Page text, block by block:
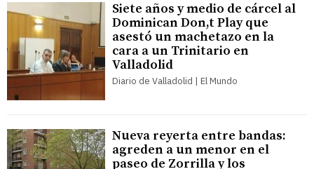
Siete años y medio de cárcel al
Dominican Don,t Play que
asestó un machetazo en la
cara a un Trinitario en
Valladolid
Diario de Valladolid | El Mundo
Nueva reyerta entre bandas:
agreden a un menor en el
paseo de Zorrilla y los